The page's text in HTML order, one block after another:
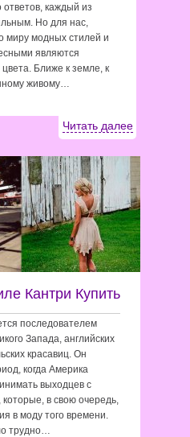
ответов, каждый из
Но для нас,
миру модных стилей и
являются
Ближе к земле, к
живому…
Читать далее
Кантри Купить
последователем
Запада, английских
красавиц. Он
когда Америка
выходцев с
которые, в свою очередь,
в моду того времени.
трудно…